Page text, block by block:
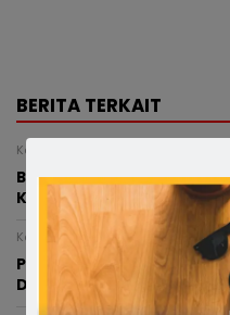
BERITA TERKAIT
Kamis, 6 Agustus 2026 - 21:25 WITA
Bupati Bone Melayat ke
Korban Kecelakaan
Kamis, 6 Agustus 2026 - 20:05
Pasca Terlibat
Diperiksa Propam Dan